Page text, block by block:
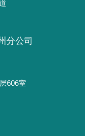
分公司
606室